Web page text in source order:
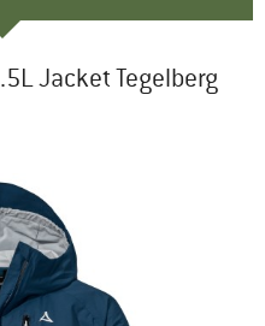
Jacket Tegelberg